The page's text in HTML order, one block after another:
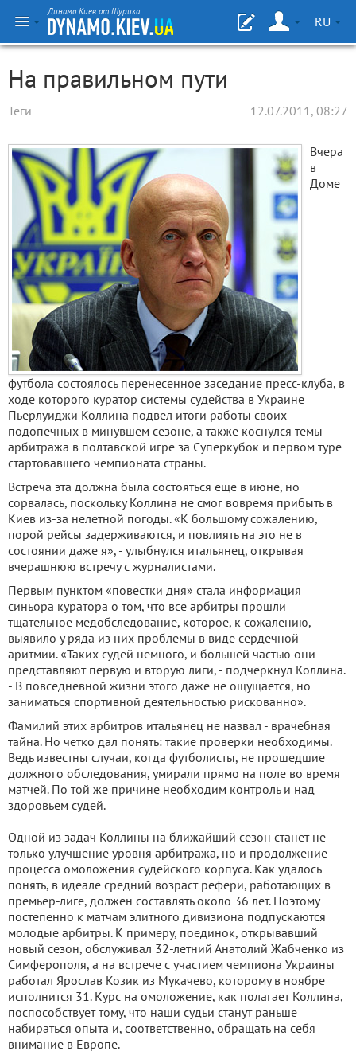
Динамо Киев от Шурика
RU
На правильном пути
Теги 12.07.2011, 08:27
Вчера
в
Доме
футбола состоялось перенесенное заседание пресс-клуба, в
ходе которого куратор системы судейства в Украине
Пьерлуиджи Коллина подвел итоги работы своих
подопечных в минувшем сезоне, а также коснулся темы
арбитража в полтавской игре за Суперкубок и первом туре
стартовавшего чемпионата страны.
Встреча эта должна была состояться еще в июне, но
сорвалась, поскольку Коллина не смог вовремя прибыть в
Киев из-за нелетной погоды. «К большому сожалению,
порой рейсы задерживаются, и повлиять на это не в
состоянии даже я», - улыбнулся итальянец, открывая
вчерашнюю встречу с журналистами.
Первым пунктом «повестки дня» стала информация
синьора куратора о том, что все арбитры прошли
тщательное медобследование, которое, к сожалению,
выявило у ряда из них проблемы в виде сердечной
аритмии. «Таких судей немного, и большей частью они
представляют первую и вторую лиги, - подчеркнул Коллина.
- В повседневной жизни этого даже не ощущается, но
заниматься спортивной деятельностью рискованно».
Фамилий этих арбитров итальянец не назвал - врачебная
тайна. Но четко дал понять: такие проверки необходимы.
Ведь известны случаи, когда футболисты, не прошедшие
должного обследования, умирали прямо на поле во время
матчей. По той же причине необходим контроль и над
здоровьем судей.
Одной из задач Коллины на ближайший сезон станет не
только улучшение уровня арбитража, но и продолжение
процесса омоложения судейского корпуса. Как удалось
понять, в идеале средний возраст рефери, работающих в
премьер-лиге, должен составлять около 36 лет. Поэтому
постепенно к матчам элитного дивизиона подпускаются
молодые арбитры. К примеру, поединок, открывавший
новый сезон, обслуживал 32-летний Анатолий Жабченко из
Симферополя, а на встрече с участием чемпиона Украины
работал Ярослав Козик из Мукачево, которому в ноябре
исполнится 31. Курс на омоложение, как полагает Коллина,
поспособствует тому, что наши судьи станут раньше
набираться опыта и, соответственно, обращать на себя
внимание в Европе.